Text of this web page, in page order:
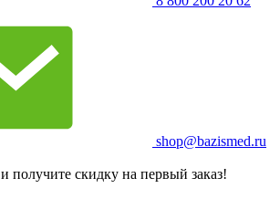
shop@bazismed.ru
и получите скидку на первый заказ!